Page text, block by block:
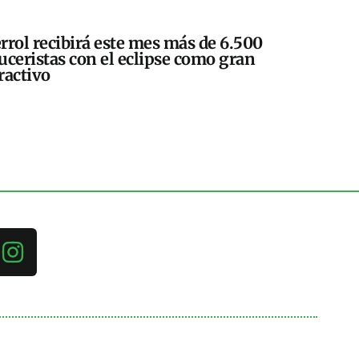
recibirá este mes más de 6.500
con el eclipse como gran